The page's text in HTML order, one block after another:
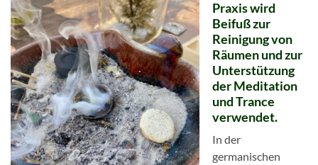
Praxis wird
Beifuß zur
Reinigung von
Räumen und zur
Unterstützung
derMeditation
und Trance
verwendet.
In der
germanischen